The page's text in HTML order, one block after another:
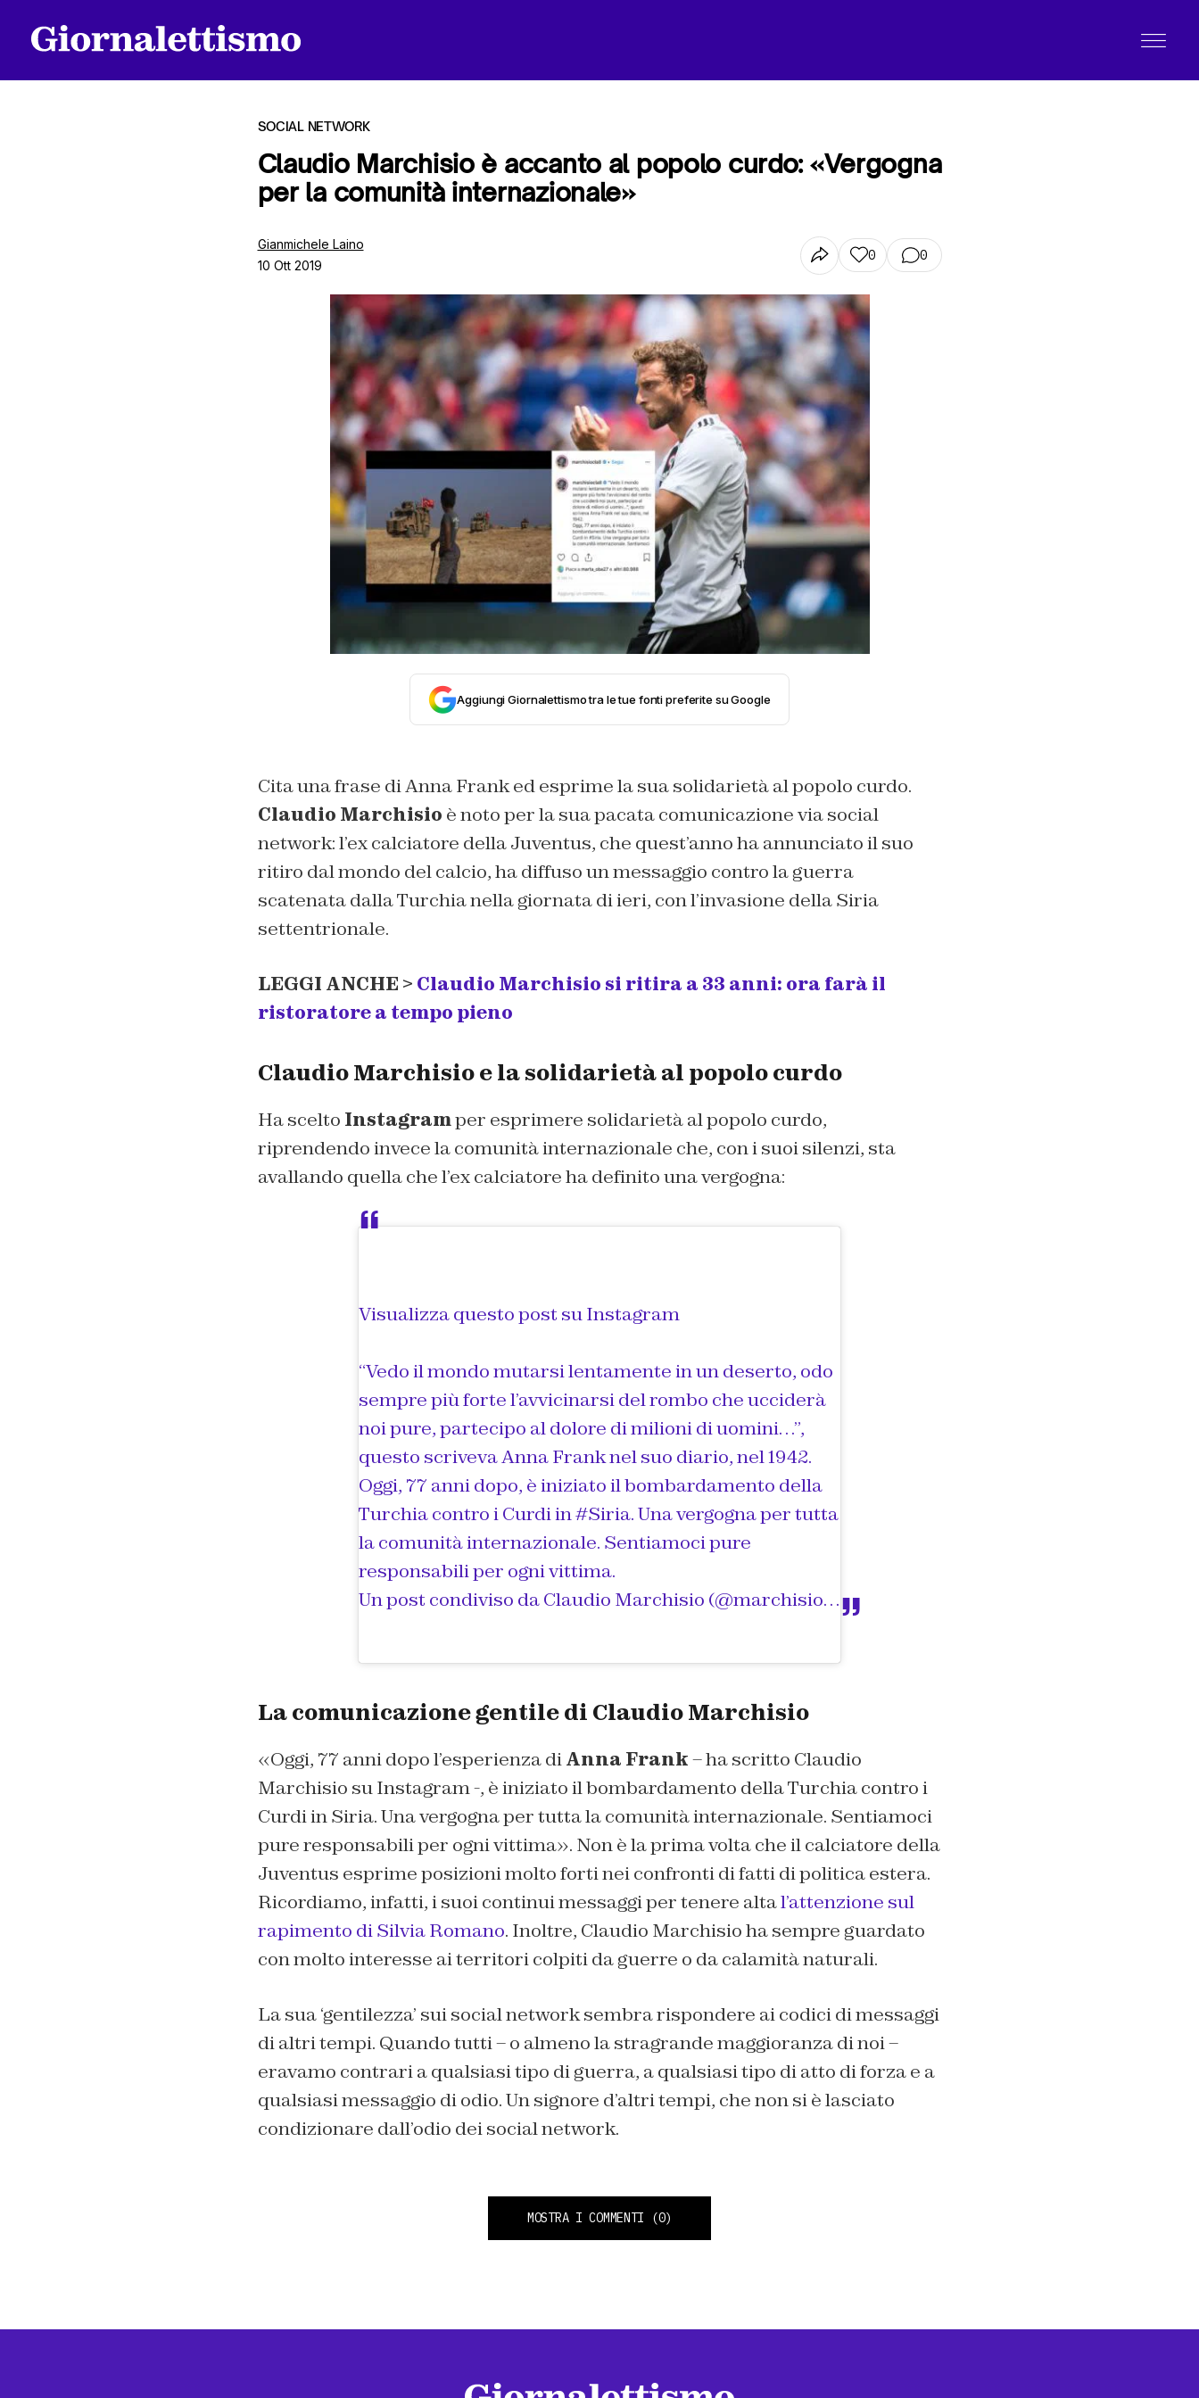
SOCIAL NETWORK
Claudio Marchisio è accanto al popolo curdo: «Vergogna
per la comunità internazionale»
Gianmichele Laino
10 Ott 2019
0 0
Aggiungi Giornalettismo tra le tue fonti preferite su Google
Cita una frase di Anna Frank ed esprime la sua solidarietà al popolo curdo.
Claudio Marchisio è noto per la sua pacata comunicazione via social
network: l’ex calciatore della Juventus, che quest’anno ha annunciato il suo
ritiro dal mondo del calcio, ha diffuso un messaggio contro la guerra
scatenata dalla Turchia nella giornata di ieri, con l’invasione della Siria
settentrionale.
LEGGI ANCHE > Claudio Marchisio si ritira a 33 anni: ora farà il
ristoratore a tempo pieno
Claudio Marchisio e la solidarietà al popolo curdo
Ha scelto Instagramper esprimere solidarietà al popolo curdo,
riprendendo invece la comunità internazionale che, con i suoi silenzi, sta
avallando quella che l’ex calciatore ha definito una vergogna:
Visualizza questo post su Instagram
“Vedo il mondo mutarsi lentamente in un deserto, odo
sempre più forte l’avvicinarsi del rombo che ucciderà
noi pure, partecipo al dolore di milioni di uomini…”,
questo scriveva Anna Frank nel suo diario, nel 1942.
Oggi, 77 anni dopo, è iniziato il bombardamento della
Turchia contro i Curdi in #Siria. Una vergogna per tutta
la comunità internazionale. Sentiamoci pure
responsabili per ogni vittima.
Un post condiviso daClaudio Marchisio (@marchisiocla8) in data:
La comunicazione gentile di Claudio Marchisio
«Oggi, 77 anni dopo l’esperienza diAnna Frank– ha scritto Claudio
Marchisio su Instagram -, è iniziato il bombardamento della Turchia contro i
Curdi in Siria. Una vergogna per tutta la comunità internazionale. Sentiamoci
pure responsabili per ogni vittima». Non è la prima volta che il calciatore della
Juventus esprime posizioni molto forti nei confronti di fatti di politica estera.
Ricordiamo, infatti, i suoi continui messaggi per tenere altal’attenzione sul
rapimento di Silvia Romano. Inoltre, Claudio Marchisio ha sempre guardato
con molto interesse ai territori colpiti da guerre o da calamità naturali.
La sua ‘gentilezza’ sui social network sembra rispondere ai codici di messaggi
di altri tempi. Quando tutti – o almeno la stragrande maggioranza di noi –
eravamo contrari a qualsiasi tipo di guerra, a qualsiasi tipo di atto di forza e a
qualsiasi messaggio di odio. Un signore d’altri tempi, che non si è lasciato
condizionare dall’odio dei social network.
MOSTRA I COMMENTI (0)